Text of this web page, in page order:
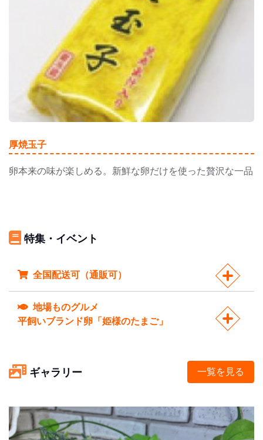
厚焼玉子
卵本来の味が楽しめる。新鮮な卵だけを使った贅沢な一品
特集・イベント
全国配送可（通販可）
地場ものグルメ
平飼いブランド卵「姫様のたまご」
ギャラリー 一覧を見る